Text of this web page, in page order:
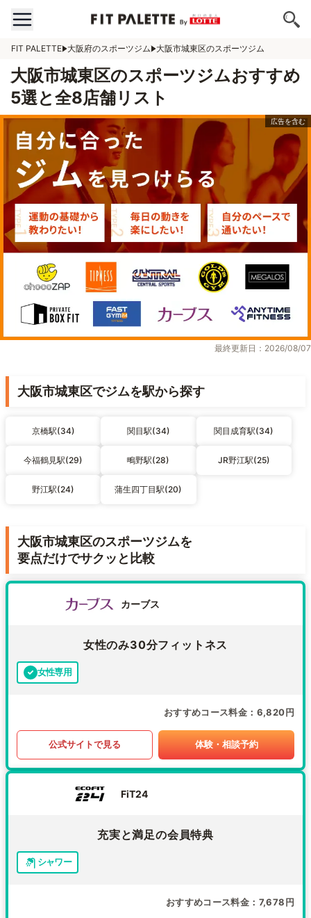
FIT PALETTE 大阪府のスポーツジム 大阪市城東区のスポーツジム
大阪市城東区のスポーツジムおすすめ
5選と全8店舗リスト
最終更新日：2026/08/07
大阪市城東区でジムを駅から探す
京橋駅(34) 関目駅(34) 関目成育駅(34)
今福鶴見駅(29) 鴫野駅(28) JR野江駅(25)
野江駅(24) 蒲生四丁目駅(20)
大阪市城東区のスポーツジムを
要点だけでサクッと比較
カーブス
女性のみ30分フィットネス
女性専用
おすすめコース料金 6,820円
公式サイトで見る 体験・相談予約
FiT24
充実と満足の会員特典
シャワー
おすすめコース料金 7,678円